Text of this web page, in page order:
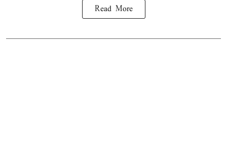
Read More